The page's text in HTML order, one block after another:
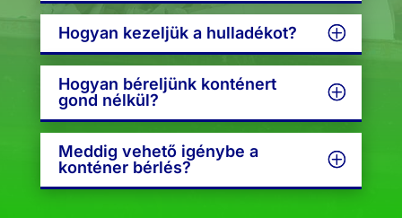
Hogyan kezeljük a hulladékot?
Hogyan béreljünk konténert
gond nélkül?
Meddig vehető igénybe a
konténer bérlés?